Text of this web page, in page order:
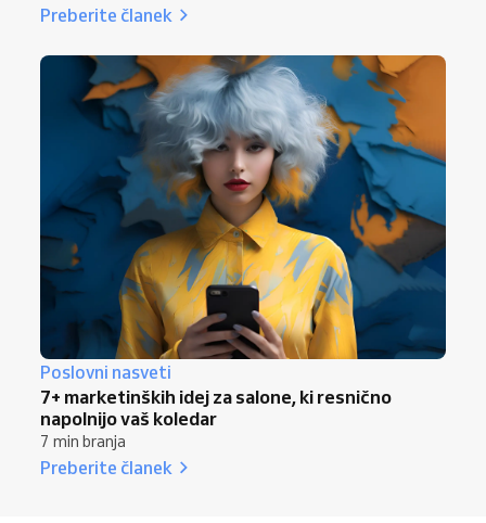
Preberite članek
Poslovni nasveti
7+ marketinških idej za salone, ki resnično
napolnijo vaš koledar
7 min branja
Preberite članek